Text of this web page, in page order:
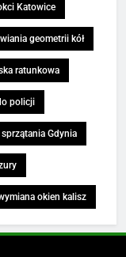
Katowice
geometrii kół
ratunkowa
policji
sprzątania Gdynia
okien kalisz